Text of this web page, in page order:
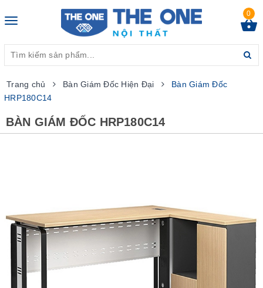
Toggle
0
Trang chủ Bàn Giám Đốc Hiện Đại
Bàn Giám Đốc
HRP180C14
BÀN GIÁM ĐỐC HRP180C14